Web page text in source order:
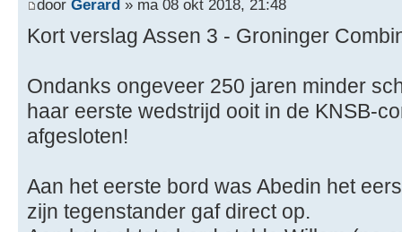
door Gerard » ma 08 okt 2018, 21:48
Kort verslag Assen 3 - Groninger
Ondanks ongeveer 250 jaren minder
haar eerste wedstrijd ooit in de KNSB-
afgesloten!
Aan het eerste bord was Abedin het
zijn tegenstander gaf direct op.